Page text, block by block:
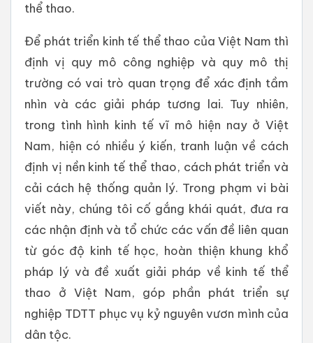
thể thao.
Để phát triển kinh tế thể thao của Việt Nam thì
định vị quy mô công nghiệp và quy mô thị
trường có vai trò quan trọng để xác định tầm
nhìn và các giải pháp tương lai. Tuy nhiên,
trong tình hình kinh tế vĩ mô hiện nay ở Việt
Nam, hiện có nhiều ý kiến, tranh luận về cách
định vị nền kinh tế thể thao, cách phát triển và
cải cách hệ thống quản lý. Trong phạm vi bài
viết này, chúng tôi cố gắng khái quát, đưa ra
các nhận định và tổ chức các vấn đề liên quan
từ góc độ kinh tế học, hoàn thiện khung khổ
pháp lý và đề xuất giải pháp về kinh tế thể
thao ở Việt Nam, góp phần phát triển sự
nghiệp TDTT phục vụ kỷ nguyên vươn mình của
dân tộc.